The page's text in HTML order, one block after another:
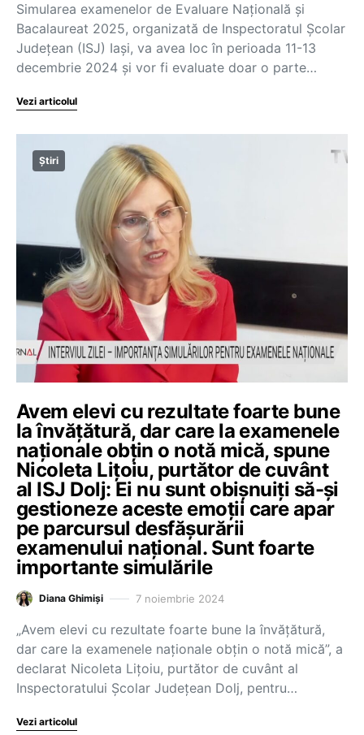
Simularea examenelor de Evaluare Națională și
Bacalaureat 2025, organizată de Inspectoratul Școlar
Județean (ISJ) Iași, va avea loc în perioada 11-13
decembrie 2024 și vor fi evaluate doar o parte…
Vezi articolul
Știri
Avem elevi cu rezultate foarte bune
la învățătură, dar care la examenele
naționale obțin o notă mică, spune
Nicoleta Lițoiu, purtător de cuvânt
al ISJ Dolj: Ei nu sunt obișnuiți să-și
gestioneze aceste emoții care apar
pe parcursul desfășurării
examenului național. Sunt foarte
importante simulările
Diana Ghimiși 7 noiembrie 2024
„Avem elevi cu rezultate foarte bune la învățătură,
dar care la examenele naționale obțin o notă mică”, a
declarat Nicoleta Lițoiu, purtător de cuvânt al
Inspectoratului Școlar Județean Dolj, pentru…
Vezi articolul